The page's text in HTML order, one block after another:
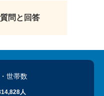
問と回答
・世帯数
人